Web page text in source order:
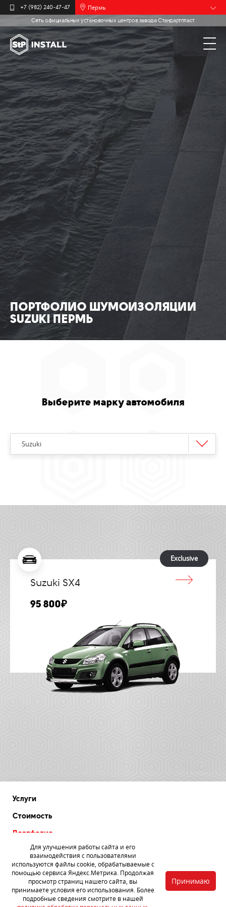
+7 (982) 240-47-47 Пермь
Барнаул
Белгород
Брянск
Иваново
Калининград
Москва
Мурманск
Новочебоксарск
Самара
Санкт-
Петербург
Томск
Уфа
Сеть официальных установочных центров завода Стандартпласт
ПОРТФОЛИО ШУМОИЗОЛЯЦИИ
SUZUKI ПЕРМЬ
Выберите марку автомобиля
Suzuki
Exclusive
Suzuki SX4
95 800₽
Услуги
Стоимость
Портфолио
Отзывы
Акции
Статьи
Партнерам
Для улучшения работы сайта и его
взаимодействия с пользователями
используются файлы cookie, обрабатываемые с
помощью сервиса Яндекс.Метрика. Продолжая
просмотр страниц нашего сайта, вы
принимаете условия его использования. Более
подробные сведения смотрите в нашей
Принимаю